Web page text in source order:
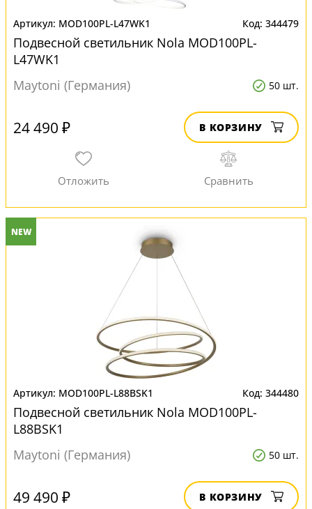
MOD100PL-L47WK1 344479
Подвесной светильник Nola MOD100PL-
L47WK1
Maytoni (Германия)
50 шт.
24 490 ₽ В КОРЗИНУ
NEW
MOD100PL-L88BSK1 344480
Подвесной светильник Nola MOD100PL-
L88BSK1
Maytoni (Германия)
50 шт.
49 490 ₽ В КОРЗИНУ